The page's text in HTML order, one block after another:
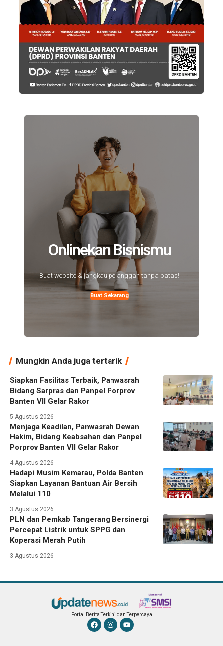
Onlinekan Bisnismu
Buat website & jangkau pelanggan tanpa batas!
Buat Sekarang
Mungkin Anda juga tertarik
Siapkan Fasilitas Terbaik, Panwasrah
Bidang Sarpras dan Panpel Porprov
Banten VII Gelar Rakor
5 Agustus 2026
Menjaga Keadilan, Panwasrah Dewan
Hakim, Bidang Keabsahan dan Panpel
Porprov Banten VII Gelar Rakor
4 Agustus 2026
Hadapi Musim Kemarau, Polda Banten
Siapkan Layanan Bantuan Air Bersih
Melalui 110
3 Agustus 2026
PLN dan Pemkab Tangerang Bersinergi
Percepat Listrik untuk SPPG dan
Koperasi Merah Putih
3 Agustus 2026
Portal Berita Terkini dan Terpercaya